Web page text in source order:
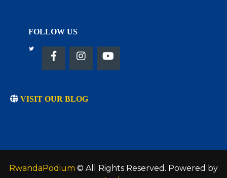
FOLLOW US
VISIT OUR BLOG
RwandaPodium © All Rights Reserved. Powered by